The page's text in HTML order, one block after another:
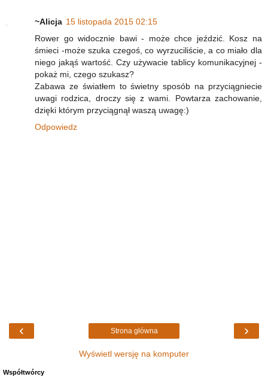
~Alicja 15 listopada 2015 02:15
Rower go widocznie bawi - może chce jeździć. Kosz na
śmieci -może szuka czegoś, co wyrzuciliście, a co miało dla
niego jakąś wartość. Czy używacie tablicy komunikacyjnej -
pokaż mi, czego szukasz?
Zabawa ze światłem to świetny sposób na przyciągniecie
uwagi rodzica, droczy się z wami. Powtarza zachowanie,
dzięki którym przyciągnął waszą uwagę:)
Odpowiedz
‹ ›
Strona główna
Wyświetl wersję na komputer
Współtwórcy